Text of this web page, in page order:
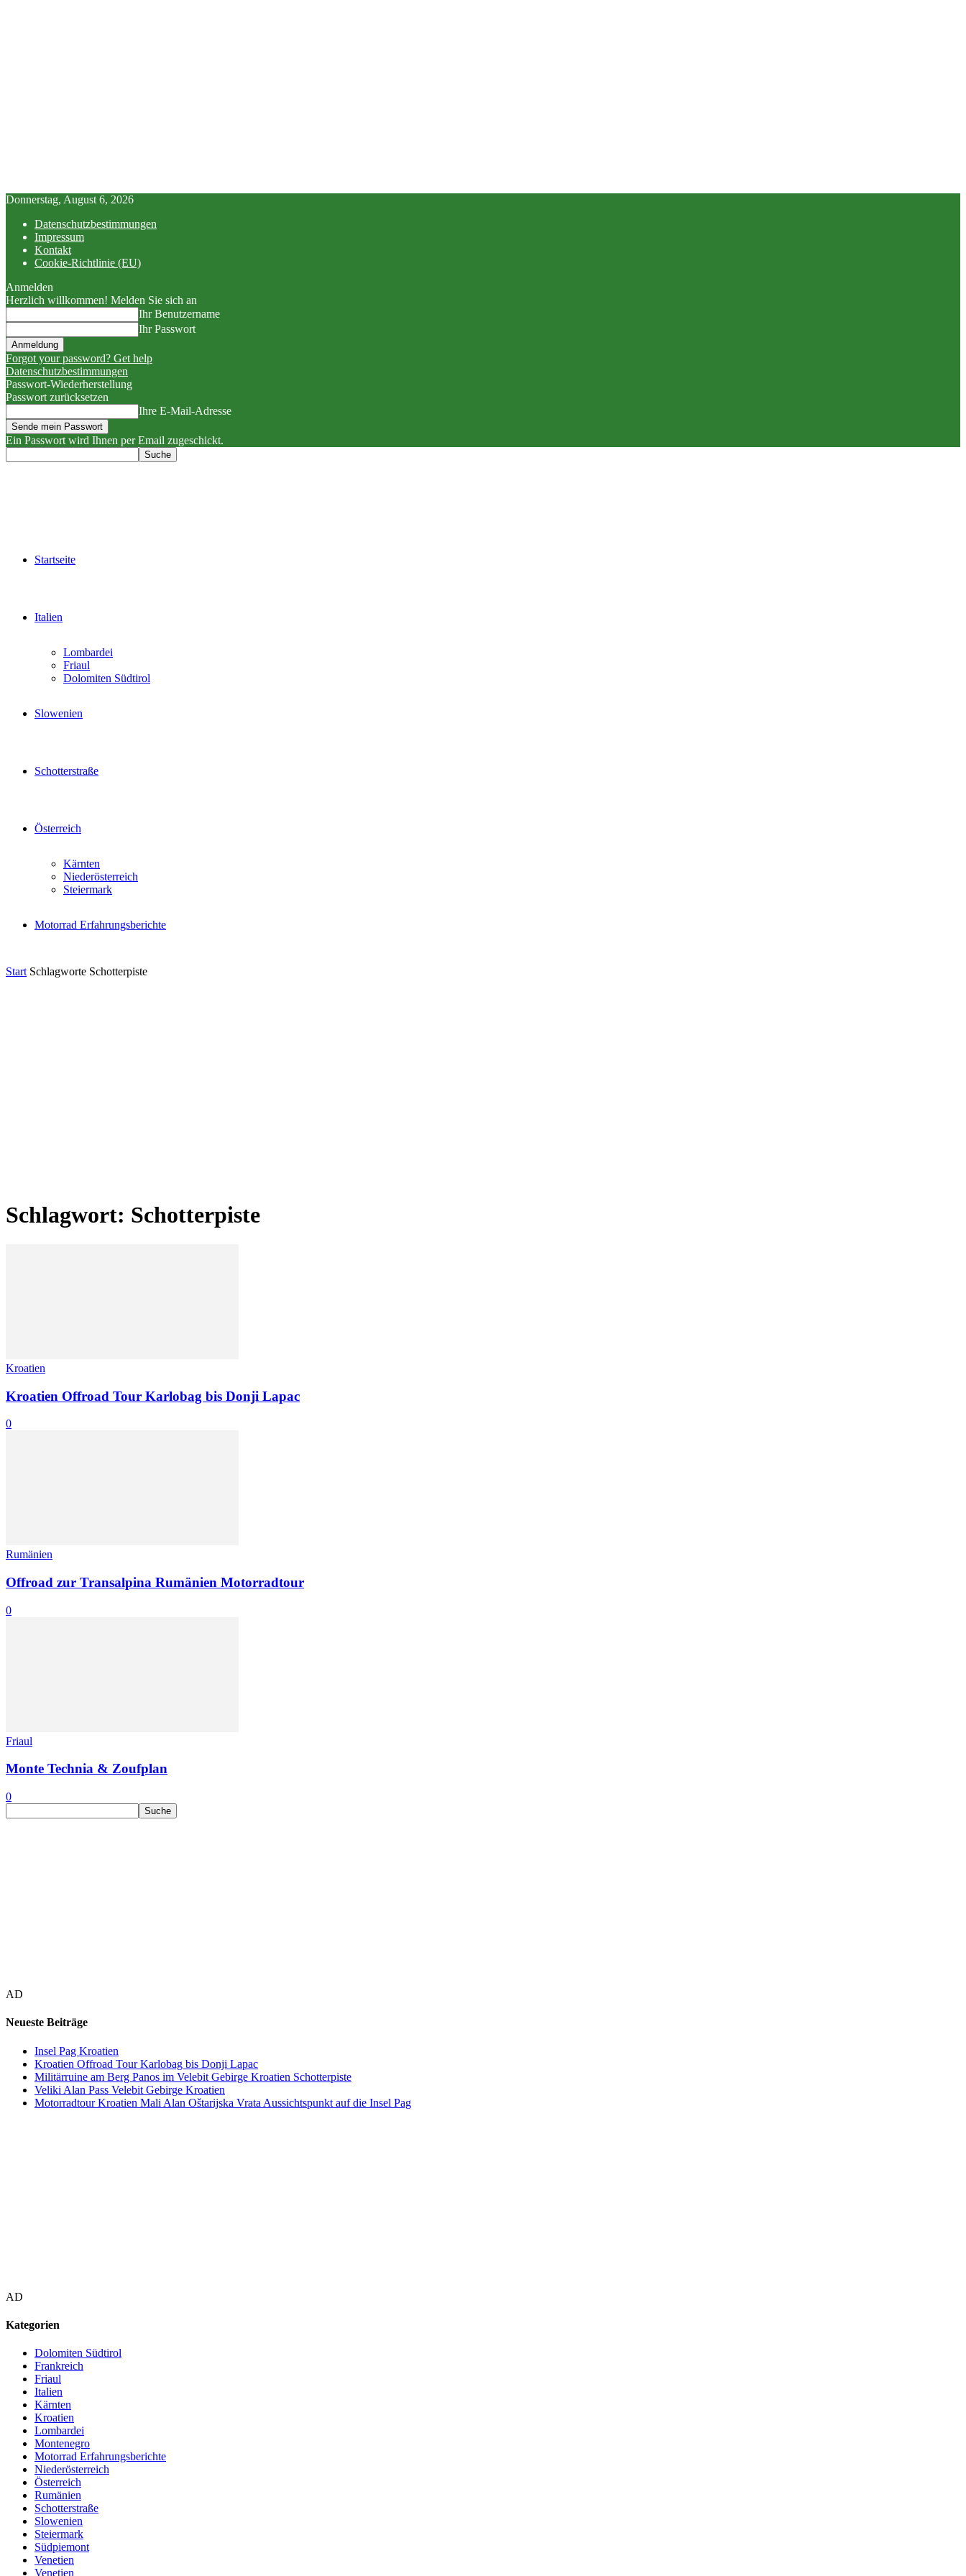
Donnerstag, August 6, 2026
Datenschutzbestimmungen
Impressum
Kontakt
Cookie-Richtlinie (EU)
Anmelden
Herzlich willkommen! Melden Sie sich an
Ihr Benutzername
Ihr Passwort
Forgot your password? Get help
Datenschutzbestimmungen
Passwort-Wiederherstellung
Passwort zurücksetzen
Ihre E-Mail-Adresse
Ein Passwort wird Ihnen per Email zugeschickt.
Startseite
Italien
Lombardei
Friaul
Dolomiten Südtirol
Slowenien
Schotterstraße
Österreich
Kärnten
Niederösterreich
Steiermark
Motorrad Erfahrungsberichte
Start Schlagworte Schotterpiste
Schlagwort: Schotterpiste
Kroatien
Kroatien Offroad Tour Karlobag bis Donji Lapac
0
Rumänien
Offroad zur Transalpina Rumänien Motorradtour
0
Friaul
Monte Technia & Zoufplan
0
AD
Neueste Beiträge
Insel Pag Kroatien
Kroatien Offroad Tour Karlobag bis Donji Lapac
Militärruine am Berg Panos im Velebit Gebirge Kroatien Schotterpiste
Veliki Alan Pass Velebit Gebirge Kroatien
Motorradtour Kroatien Mali Alan Oštarijska Vrata Aussichtspunkt auf die Insel Pag
AD
Kategorien
Dolomiten Südtirol
Frankreich
Friaul
Italien
Kärnten
Kroatien
Lombardei
Montenegro
Motorrad Erfahrungsberichte
Niederösterreich
Österreich
Rumänien
Schotterstraße
Slowenien
Steiermark
Südpiemont
Venetien
Venetien